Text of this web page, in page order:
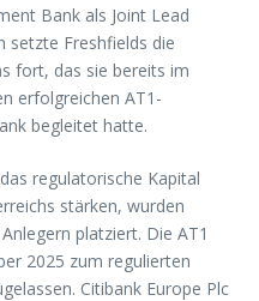
Bank als Joint Lead
setzte Freshfields die
fort, das sie bereits im
erfolgreichen AT1-
begleitet hatte.
regulatorische Kapital
stärken, wurden
platziert. Die AT1
2025 zum regulierten
Citibank Europe Plc